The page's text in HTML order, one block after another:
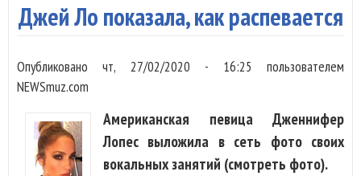
Джей Ло показала, как распевается
Опубликованочт, 27/02/2020 - 16:25 пользователем
NEWSmuz.com
Американская певица Дженнифер
Лопес выложила в сеть фото своих
вокальных занятий (смотреть фото).